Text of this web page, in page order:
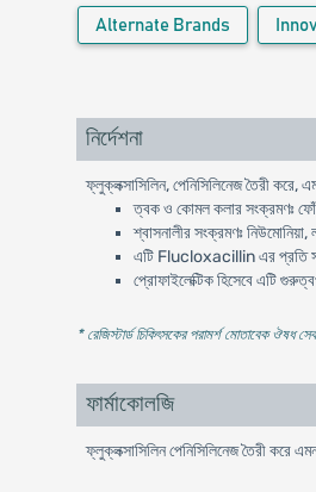
Alternate Brands
নির্দেশনা
ফ্লুক্লক্সাসিলিন, পেনিসিলিনেজ তৈরী করে,
ত্বক ও কোমল কলার সংক্রমণঃ
শ্বাসনালীর সংক্রমণঃ নিউমোনিয়া,
এটি Flucloxacillin এর প্রতি
প্রোফাইলেক্টিক হিসেবে এটি
* রেজিস্টার্ড চিকিৎসকের পরামর্শ মোতাবেক ঔষধ
ফার্মাকোলজি
ফ্লুক্লক্সাসিলিন পেনিসিলিনেজ তৈরী করে